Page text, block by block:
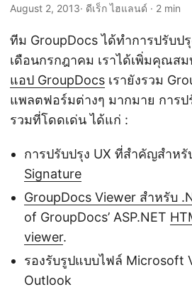
August 2, 2013· ดีเร็ก ไฮแลนด์ · 2 min
ทีม GroupDocs ได้ทำการปรับป
เดือนกรกฎาคม เราได้เพิ่มคุณส
แอป GroupDocs เรายังรวม
แพลตฟอร์มต่างๆ มากมาย การป
รวมที่โดดเด่น ได้แก่ :
การปรับปรุง UX ที่สำคัญสำหรั
Signature
GroupDocs Viewer สำหรับ
of GroupDocs’ ASP.NET
viewer.
รองรับรูปแบบไฟล์ Microsoft
Outlook